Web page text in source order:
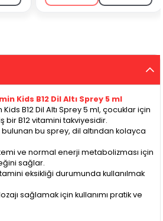
Kids B12 Dil Altı Sprey 5 ml
B12 Dil Altı Sprey 5 ml, çocuklar için
B12 vitamini takviyesidir.
bu sprey, dil altından kolayca
ve normal enerji metabolizması için
sağlar.
eksikliği durumunda kullanılmak
sağlamak için kullanımı pratik ve